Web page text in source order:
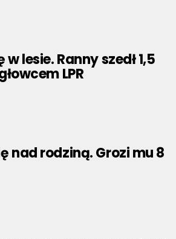
lesie. Ranny szedł 1,5
LPR
nad rodziną. Grozi mu 8